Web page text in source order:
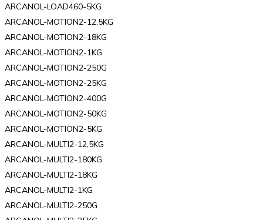
ARCANOL-LOAD460-5KG
ARCANOL-MOTION2-12,5KG
ARCANOL-MOTION2-18KG
ARCANOL-MOTION2-1KG
ARCANOL-MOTION2-250G
ARCANOL-MOTION2-25KG
ARCANOL-MOTION2-400G
ARCANOL-MOTION2-50KG
ARCANOL-MOTION2-5KG
ARCANOL-MULTI2-12,5KG
ARCANOL-MULTI2-180KG
ARCANOL-MULTI2-18KG
ARCANOL-MULTI2-1KG
ARCANOL-MULTI2-250G